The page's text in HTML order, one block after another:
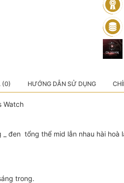
(0) HƯỚNG DẪN SỬ DỤNG
Watch
đen tổng thể mid lẫn nhau hài hoà
trong.